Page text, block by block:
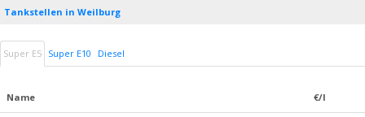
Tankstellen in Weilburg
Super E5 Super E10 Diesel
Name €/l